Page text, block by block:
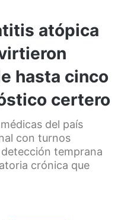
atópica
hasta cinco
certero
del país
con turnos
temprana
crónica que